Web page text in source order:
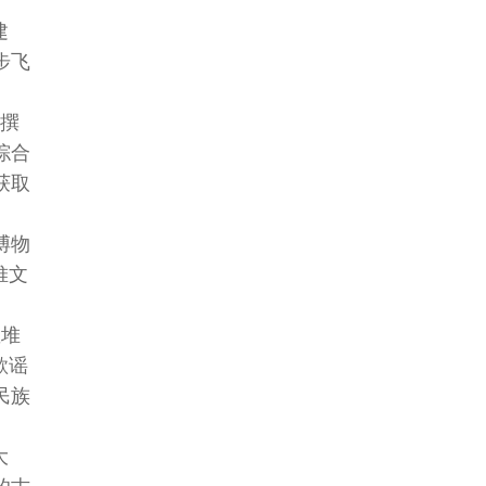
飞
合
取
物
文
谣
族